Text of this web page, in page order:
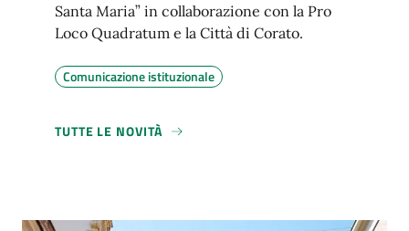
Santa Maria” in collaborazione con la Pro
Loco Quadratum e la Città di Corato.
Comunicazione istituzionale
TUTTE LE NOVITÀ